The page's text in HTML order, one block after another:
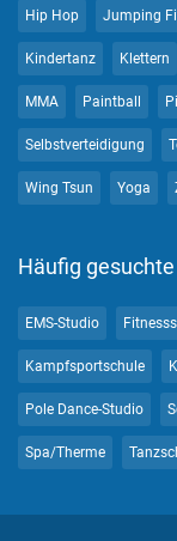
Hip Hop Jumping
Kindertanz Klettern
MMA Paintball
Selbstverteidigung
Wing Tsun Yoga
Häufig
EMS-Studio
Kampfsportschule
Pole Dance-Studio
Spa/Therme